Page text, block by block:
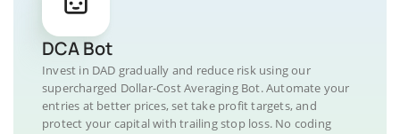
DCA Bot
Invest in DAD gradually and reduce risk using our
supercharged Dollar-Cost Averaging Bot. Automate your
entries at better prices, set take profit targets, and
protect your capital with trailing stop loss. No coding